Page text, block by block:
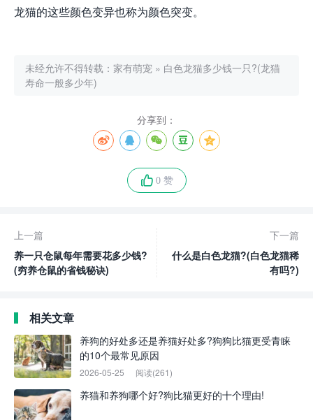
龙猫的这些颜色变异也称为颜色突变。
未经允许不得转载： 家有萌宠 » 白色龙猫多少钱一只?(龙猫
寿命一般多少年)
分享到：
0 赞
上一篇
养一只仓鼠每年需要花多少钱?
(穷养仓鼠的省钱秘诀)
下一篇
什么是白色龙猫?(白色龙猫稀
有吗?)
相关文章
养狗的好处多还是养猫好处多?狗狗比猫更受青睐
的10个最常见原因
2026-05-25 阅读(261)
养猫和养狗哪个好?狗比猫更好的十个理由!